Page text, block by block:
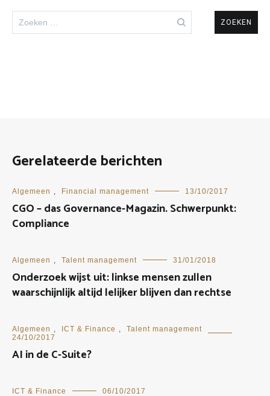
naar:
Gerelateerde berichten
Algemeen , Financial management 13/10/2017
CGO – das Governance-Magazin. Schwerpunkt:
Compliance
Algemeen , Talent management 31/01/2018
Onderzoek wijst uit: linkse mensen zullen
waarschijnlijk altijd lelijker blijven dan rechtse
Algemeen , ICT & Finance ,
Talent management
24/10/2017
AI in de C-Suite?
ICT & Finance 06/10/2017